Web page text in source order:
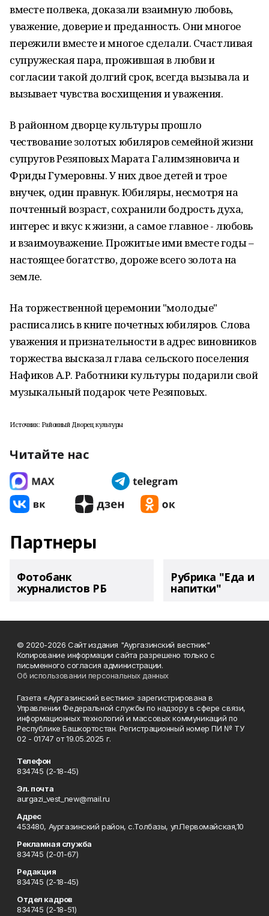
вместе полвека, доказали взаимную любовь,
уважение, доверие и преданность. Они многое
пережили вместе и многое сделали. Счастливая
супружеская пара, прожившая в любви и
согласии такой долгий срок, всегда вызывала и
вызывает чувства восхищения и уважения.
В районном дворце культуры прошло
чествование золотых юбиляров семейной жизни
супругов Резяповых Марата Галимзяновича и
Фриды Гумеровны. У них двое детей и трое
внучек, один правнук. Юбиляры, несмотря на
почтенный возраст, сохранили бодрость духа,
интерес и вкус к жизни, а самое главное - любовь
и взаимоуважение. Прожитые ими вместе годы –
настоящее богатство, дороже всего золота на
земле.
На торжественной церемонии "молодые"
расписались в книге почетных юбиляров. Слова
уважения и признательности в адрес виновников
торжества высказал глава сельского поселения
Нафиков А.Р. Работники культуры подарили свой
музыкальный подарок чете Резяповых.
Источник: Районный Дворец культуры
Читайте нас
Партнеры
Фотобанк
журналистов РБ
Рубрика "Еда и
напитки"
© 2020-2026 Сайт издания "Аургазинский вестник"
Копирование информации сайта разрешено только с
письменного согласия администрации.
Об использовании персональных данных
Газета «Аургазинский вестник» зарегистрирована в
Управлении Федеральной службы по надзору в сфере связи,
информационных технологий и массовых коммуникаций по
Республике Башкортостан. Регистрационный номер ПИ № ТУ
02 - 01747 от 19.05.2025 г.
Телефон
834745 (2-18-45)
Эл. почта
aurgazi_vest_new@mail.ru
Адрес
453480, Аургазинский район, с.Толбазы, ул.Первомайская,10
Рекламная служба
834745 (2-01-67)
Редакция
834745 (2-18-45)
Отдел кадров
834745 (2-18-51)